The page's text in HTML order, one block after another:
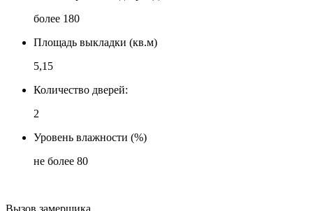
более 180
Площадь выкладки (кв.м)
5,15
Количество дверей:
2
Уровень влажности (%)
не более 80
Вызов замерщика